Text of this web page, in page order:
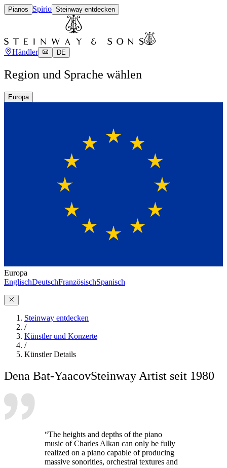
Pianos Spirio Steinway entdecken
Händler DE
Region und Sprache wählen
Europa
Europa
EnglischDeutschFranzösischSpanisch
Steinway entdecken
/
Künstler und Konzerte
/
Künstler Details
Dena Bat-YaacovSteinway Artist seit 1980
“The heights and depths of the piano
music of Charles Alkan can only be fully
realized on a piano capable of producing
massive sonorities, orchestral textures and